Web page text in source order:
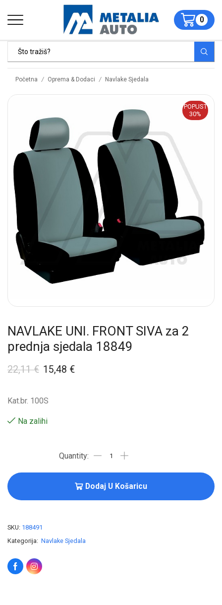
0
Početna / Oprema & Dodaci / Navlake Sjedala
POPUST
30%
NAVLAKE UNI. FRONT SIVA za 2
prednja sjedala 18849
22,11€ 15,48 €
Kat.br. 100S
Na zalihi
Dodaj U Košaricu
SKU: 188491
Kategorija: Navlake Sjedala